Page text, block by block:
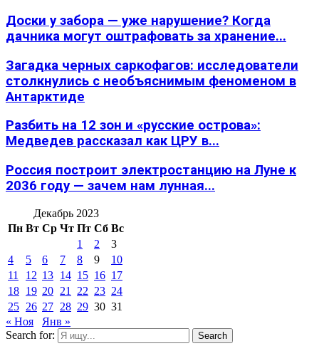
Доски у забора — уже нарушение? Когда
дачника могут оштрафовать за хранение...
Загадка черных саркофагов: исследователи
столкнулись с необъяснимым феноменом в
Антарктиде
Разбить на 12 зон и «русские острова»:
Медведев рассказал как ЦРУ в...
Россия построит электростанцию на Луне к
2036 году — зачем нам лунная...
Декабрь 2023
Пн Вт Ср Чт Пт Сб Вс
1
2
3
4
5 6 7 8 9
10
11
12 13 14 15 16 17
18 19 20 21 22 23 24
25 26 27 28 29 30 31
« Ноя
Янв »
Search for:
Search